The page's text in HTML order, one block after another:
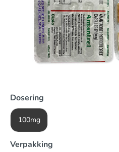
Dosering
100mg
Verpakking